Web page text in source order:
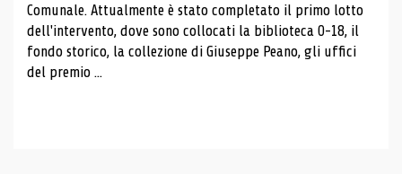
Comunale. Attualmente è stato completato il primo lotto
dell'intervento, dove sono collocati la biblioteca 0-18, il
fondo storico, la collezione di Giuseppe Peano, gli uffici
del premio ...